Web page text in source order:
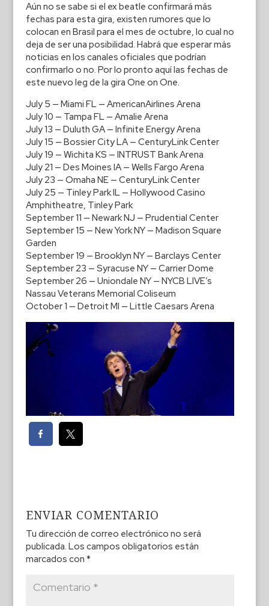
Aún no se sabe si el ex beatle confirmará más
fechas para esta gira, existen rumores que lo
colocan en Brasil para el mes de octubre, lo cual no
deja de ser una posibilidad. Habrá que esperar más
noticias en los canales oficiales que podrían
confirmarlo o no. Por lo pronto aquí las fechas de
este nuevo leg de la gira One on One.
July 5 — Miami FL — AmericanAirlines Arena
July 10 — Tampa FL — Amalie Arena
July 13 — Duluth GA — Infinite Energy Arena
July 15 — Bossier City LA — CenturyLink Center
July 19 — Wichita KS — INTRUST Bank Arena
July 21 — Des Moines IA — Wells Fargo Arena
July 23 — Omaha NE — CenturyLink Center
July 25 — Tinley Park IL — Hollywood Casino
Amphitheatre, Tinley Park
September 11 — Newark NJ — Prudential Center
September 15 — New York NY — Madison Square
Garden
September 19 — Brooklyn NY — Barclays Center
September 23 — Syracuse NY — Carrier Dome
September 26 — Uniondale NY — NYCB LIVE’s
Nassau Veterans Memorial Coliseum
October 1 — Detroit MI — Little Caesars Arena
ENVIAR COMENTARIO
Tu dirección de correo electrónico no será
publicada. Los campos obligatorios están
marcados con *